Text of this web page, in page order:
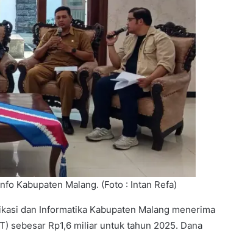
Kabupaten Malang. (Foto : Intan Refa)
dan Informatika Kabupaten Malang menerima
sebesar Rp1,6 miliar untuk tahun 2025. Dana